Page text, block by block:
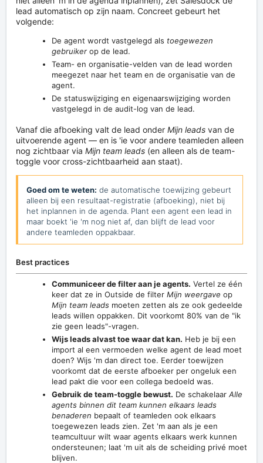
lead automatisch op zijn naam. Concreet gebeurt het
volgende:
De agent wordt vastgelegd als toegewezen
gebruiker op de lead.
Team- en organisatie-velden van de lead worden
meegezet naar het team en de organisatie van de
agent.
De statuswijziging en eigenaarswijziging worden
vastgelegd in de audit-log van de lead.
Vanaf die afboeking valt de lead onder Mijn leads van de
uitvoerende agent — en is 'ie voor andere teamleden alleen
nog zichtbaar via Mijn team leads (en alleen als de team-
toggle voor cross-zichtbaarheid aan staat).
Goed om te weten: de automatische toewijzing gebeurt
alleen bij een resultaat-registratie (afboeking), niet bij
het inplannen in de agenda. Plant een agent een lead in
maar boekt 'ie 'm nog niet af, dan blijft de lead voor
andere teamleden oppakbaar.
Best practices
Communiceer de filter aan je agents. Vertel ze één
keer dat ze in Outside de filter Mijn weergave op
Mijn team leads moeten zetten als ze ook gedeelde
leads willen oppakken. Dit voorkomt 80% van de "ik
zie geen leads"-vragen.
Wijs leads alvast toe waar dat kan. Heb je bij een
import al een vermoeden welke agent de lead moet
doen? Wijs 'm dan direct toe. Eerder toewijzen
voorkomt dat de eerste afboeker per ongeluk een
lead pakt die voor een collega bedoeld was.
Gebruik de team-toggle bewust. De schakelaar Alle
agents binnen dit team kunnen elkaars leads
benaderen bepaalt of teamleden ook elkaars
toegewezen leads zien. Zet 'm aan als je een
teamcultuur wilt waar agents elkaars werk kunnen
ondersteunen; laat 'm uit als de scheiding privé moet
blijven.